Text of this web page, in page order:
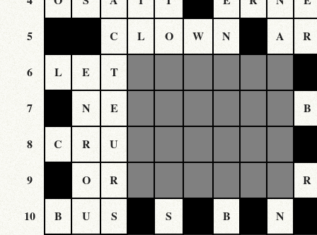
5 C L O W N A R
6 L E T
7 N E B
8 C R U
9 O R R
10 B U S S B N